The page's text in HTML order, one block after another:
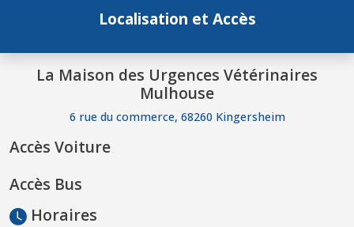
Localisation et Accès
La Maison des Urgences Vétérinaires
Mulhouse
6 rue du commerce, 68260 Kingersheim
Accès Voiture
Accès Bus
Horaires